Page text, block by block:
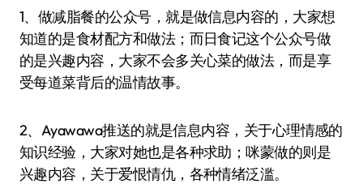
1、做减脂餐的公众号，就是做信息内容的，大家想
知道的是食材配方和做法；而日食记这个公众号做
的是兴趣内容，大家不会多关心菜的做法，而是享
受每道菜背后的温情故事。
2、Ayawawa推送的就是信息内容，关于心理情感的
知识经验，大家对她也是各种求助；咪蒙做的则是
兴趣内容，关于爱恨情仇，各种情绪泛滥。